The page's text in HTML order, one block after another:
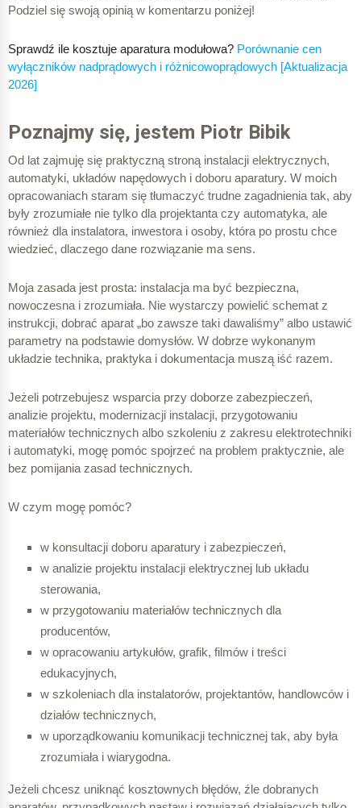
Podziel się swoją opinią w komentarzu poniżej!
Sprawdź ile kosztuje aparatura modułowa? Porównanie cen
wyłączników nadprądowych i różnicowoprądowych [Aktualizacja
2026]
Poznajmy się, jestem Piotr Bibik
Od lat zajmuję się praktyczną stroną instalacji elektrycznych,
automatyki, układów napędowych i doboru aparatury. W moich
opracowaniach staram się tłumaczyć trudne zagadnienia tak, aby
były zrozumiałe nie tylko dla projektanta czy automatyka, ale
również dla instalatora, inwestora i osoby, która po prostu chce
wiedzieć, dlaczego dane rozwiązanie ma sens.
Moja zasada jest prosta: instalacja ma być bezpieczna,
nowoczesna i zrozumiała. Nie wystarczy powielić schemat z
instrukcji, dobrać aparat „bo zawsze taki dawaliśmy” albo ustawić
parametry na podstawie domysłów. W dobrze wykonanym
układzie technika, praktyka i dokumentacja muszą iść razem.
Jeżeli potrzebujesz wsparcia przy doborze zabezpieczeń,
analizie projektu, modernizacji instalacji, przygotowaniu
materiałów technicznych albo szkoleniu z zakresu elektrotechniki
i automatyki, mogę pomóc spojrzeć na problem praktycznie, ale
bez pomijania zasad technicznych.
W czym mogę pomóc?
w konsultacji doboru aparatury i zabezpieczeń,
w analizie projektu instalacji elektrycznej lub układu
sterowania,
w przygotowaniu materiałów technicznych dla
producentów,
w opracowaniu artykułów, grafik, filmów i treści
edukacyjnych,
w szkoleniach dla instalatorów, projektantów, handlowców i
działów technicznych,
w uporządkowaniu komunikacji technicznej tak, aby była
zrozumiała i wiarygodna.
Jeżeli chcesz uniknąć kosztownych błędów, źle dobranych